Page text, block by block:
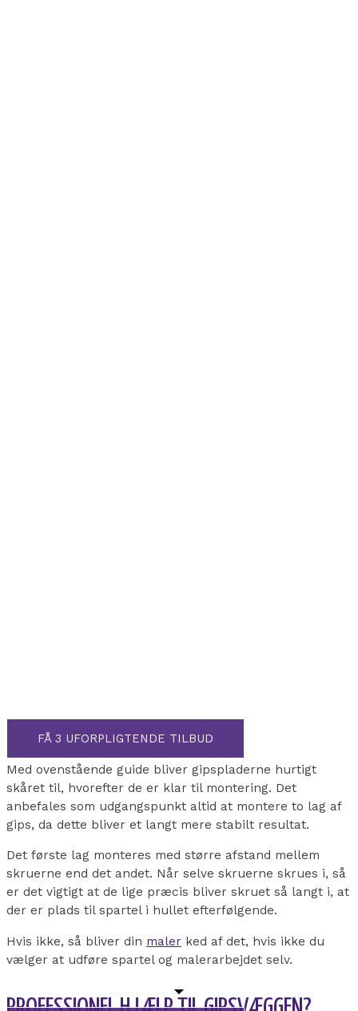
FÅ 3 UFORPLIGTENDE TILBUD
Med ovenstående guide bliver gipspladerne hurtigt
skåret til, hvorefter de er klar til montering. Det
anbefales som udgangspunkt altid at montere to lag af
gips, da dette bliver et langt mere stabilt resultat.
Det første lag monteres med større afstand mellem
skruerne end det andet. Når selve skruerne skrues i, så
er det vigtigt at de lige præcis bliver skruet så langt i, at
der er plads til spartel i hullet efterfølgende.
Hvis ikke, så bliver din maler ked af det, hvis ikke du
vælger at udføre spartel og malerarbejdet selv.